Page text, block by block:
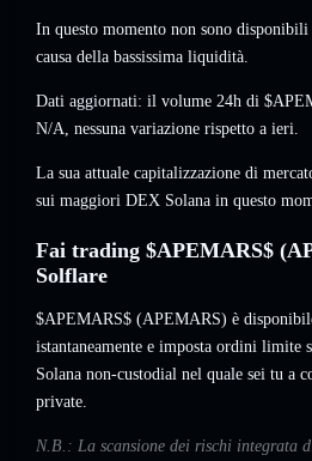
In questo momento non sono
causa della bassissima liquidità.
Dati aggiornati: il volume 24h di
N/A, nessuna variazione rispetto a ieri.
La sua attuale capitalizzazione di
sui maggiori DEX Solana in questo
Fai trading $APEMARS$
Solflare
$APEMARS$ (APEMARS) è
istantaneamente e imposta ordini limite
Solana non-custodial nel quale sei tu a
private.
N.B.: La scansione dei rischi integrata